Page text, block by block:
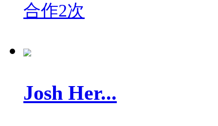
合作2次
Josh Her...